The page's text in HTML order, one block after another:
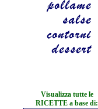
Visualizza tutte le
RICETTE a base di: